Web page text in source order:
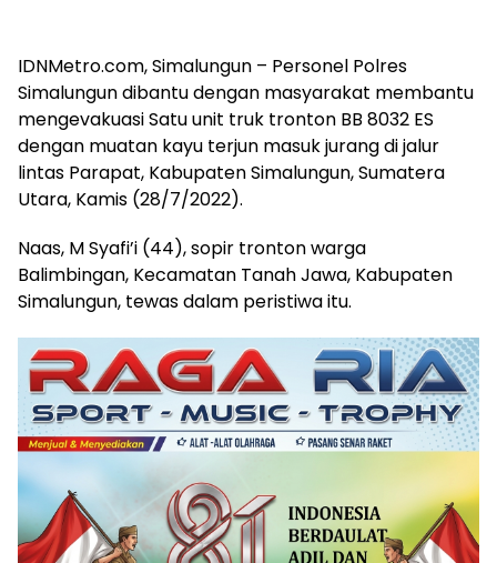
IDNMetro.com, Simalungun – Personel Polres
Simalungun dibantu dengan masyarakat membantu
mengevakuasi Satu unit truk tronton BB 8032 ES
dengan muatan kayu terjun masuk jurang di jalur
lintas Parapat, Kabupaten Simalungun, Sumatera
Utara, Kamis (28/7/2022).
Naas, M Syafi’i (44), sopir tronton warga
Balimbingan, Kecamatan Tanah Jawa, Kabupaten
Simalungun, tewas dalam peristiwa itu.